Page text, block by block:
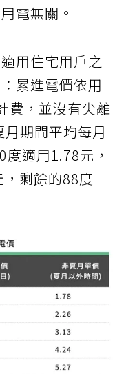
電無關。
用住宅用戶之
累進電價依用
費，並沒有尖離
期間平均每月
適用1.78元，
剩餘的88度